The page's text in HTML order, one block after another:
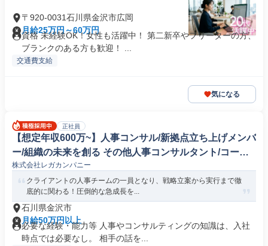
〒920-0031石川県金沢市広岡
月給25万円～60万円
資格 未経験OK！女性も活躍中！ 第二新卒やフリーターの方、
ブランクのある方も歓迎！ ...
交通費支給
気になる
正社員
【想定年収600万~】人事コンサル/新拠点立ち上げメンバ
ー/組織の未来を創る その他人事コンサルタント/コーチ
ング
株式会社レガカンパニー
クライアントの人事チームの一員となり、戦略立案から実行まで徹
底的に関わる！圧倒的な急成長を...
石川県金沢市
月給50万円以上
必要な経験・能力等 人事やコンサルティングの知識は、入社
時点では必要なし。 相手の話を...